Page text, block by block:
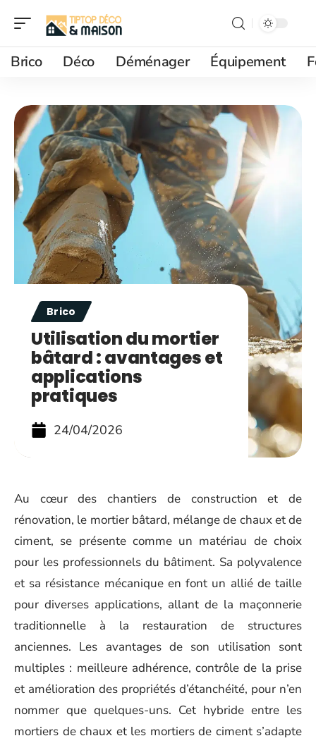
Brico Déco Déménager Équipement
Brico
Utilisation du mortier
bâtard : avantages et
applications
pratiques
24/04/2026
Au cœur des chantiers de construction et de
rénovation, le mortier bâtard, mélange de chaux et de
ciment, se présente comme un matériau de choix
pour les professionnels du bâtiment. Sa polyvalence
et sa résistance mécanique en font un allié de taille
pour diverses applications, allant de la maçonnerie
traditionnelle à la restauration de structures
anciennes. Les avantages de son utilisation sont
multiples : meilleure adhérence, contrôle de la prise
et amélioration des propriétés d’étanchéité, pour n’en
nommer que quelques-uns. Cet hybride entre les
mortiers de chaux et les mortiers de ciment s’adapte